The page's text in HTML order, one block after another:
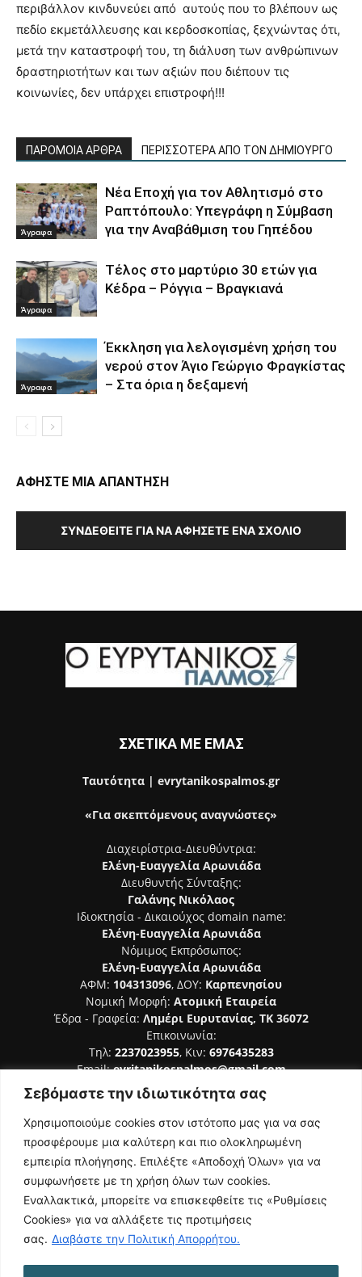
Σεβόμαστε την ιδιωτικότητα σας
Χρησιμοποιούμε cookies στον ιστότοπο μας για να σας
προσφέρουμε μια καλύτερη και πιο ολοκληρωμένη
εμπειρία πλοήγησης. Επιλέξτε «Αποδοχή Όλων» για να
συμφωνήσετε με τη χρήση όλων των cookies.
Εναλλακτικά, μπορείτε να επισκεφθείτε τις «Ρυθμίσεις
Cookies» για να αλλάξετε τις προτιμήσεις
σας. Διαβάστε την Πολιτική Απορρήτου.
περιβάλλον κινδυνεύει από αυτούς που το βλέπουν ως
πεδίο εκμετάλλευσης και κερδοσκοπίας, ξεχνώντας ότι,
μετά την καταστροφή του, τη διάλυση των ανθρώπινων
δραστηριοτήτων και των αξιών που διέπουν τις
κοινωνίες, δεν υπάρχει επιστροφή!!!
ΠΑΡΟΜΟΙΑ ΑΡΘΡΑ ΠΕΡΙΣΣΟΤΕΡΑ ΑΠΟ ΤΟΝ ΔΗΜΙΟΥΡΓΟ
Άγραφα
Νέα Εποχή για τον Αθλητισμό στο
Ραπτόπουλο: Υπεγράφη η Σύμβαση
για την Αναβάθμιση του Γηπέδου
Άγραφα
Τέλος στο μαρτύριο 30 ετών για
Κέδρα – Ρόγγια – Βραγκιανά
Άγραφα
Έκκληση για λελογισμένη χρήση του
νερού στον Άγιο Γεώργιο Φραγκίστας
– Στα όρια η δεξαμενή
ΑΦΗΣΤΕ ΜΙΑ ΑΠΑΝΤΗΣΗ
ΣΥΝΔΕΘΕΊΤΕ ΓΙΑ ΝΑ ΑΦΉΣΕΤΕ ΈΝΑ ΣΧΌΛΙΟ
ΣΧΕΤΙΚΑ ΜΕ ΕΜΑΣ
Ταυτότητα | evrytanikospalmos.gr
«Για σκεπτόμενους αναγνώστες»
Διαχειρίστρια-Διευθύντρια:
Ελένη-Ευαγγελία Αρωνιάδα
Διευθυντής Σύνταξης:
Γαλάνης Νικόλαος
Ιδιοκτησία - Δικαιούχος domain name:
Ελένη-Ευαγγελία Αρωνιάδα
Νόμιμος Εκπρόσωπος:
Ελένη-Ευαγγελία Αρωνιάδα
ΑΦΜ: 104313096, ΔΟΥ: Καρπενησίου
Νομική Μορφή: Ατομική Εταιρεία
Έδρα - Γραφεία: Λημέρι Ευρυτανίας, ΤΚ 36072
Επικοινωνία:
Τηλ: 2237023955, Κιν: 6976435283
Email:evritanikospalmos@gmail.com
Αριθμός Πιστοποίησης Μ.Η.Τ. 242044
ΑΚΟΛΟΥΘΗΣΕ ΜΑΣ